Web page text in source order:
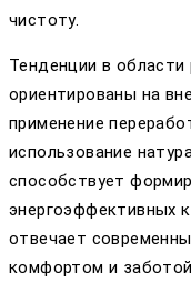
чистоту.
Тенденции в области
ориентированы на
применение
использование
способствует
энергоэффективных
отвечает
комфортом и